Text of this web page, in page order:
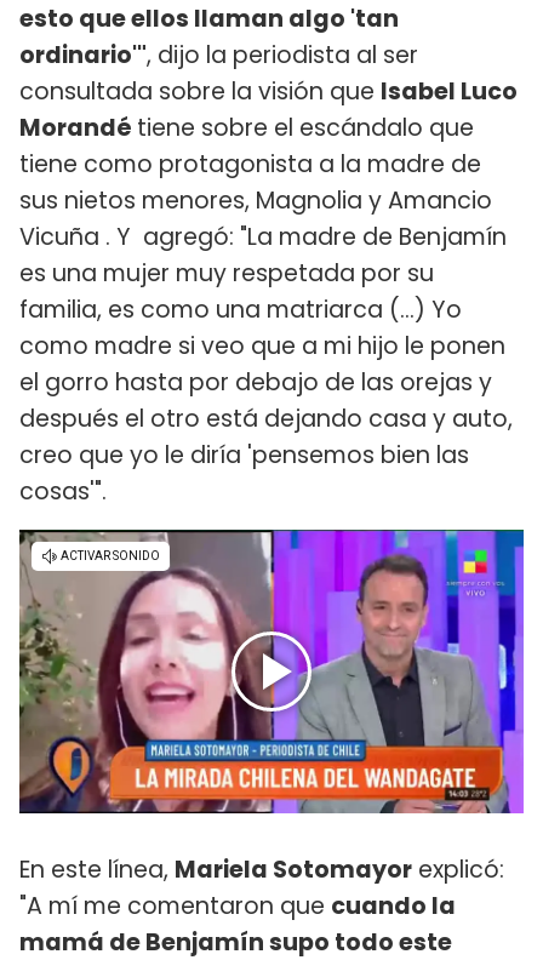
esto que ellos llaman algo 'tan
ordinario'", dijo la periodista al ser
consultada sobre la visión que Isabel Luco
Morandé tiene sobre el escándalo que
tiene como protagonista a la madre de
sus nietos menores, Magnolia y Amancio
Vicuña . Y agregó: "La madre de Benjamín
es una mujer muy respetada por su
familia, es como una matriarca (...) Yo
como madre si veo que a mi hijo le ponen
el gorro hasta por debajo de las orejas y
después el otro está dejando casa y auto,
creo que yo le diría 'pensemos bien las
cosas'".
En este línea, Mariela Sotomayor explicó:
"A mí me comentaron que cuando la
mamá de Benjamín supo todo este